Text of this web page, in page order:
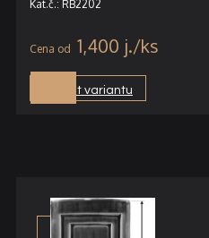
Kat.č.: RB2202
1,400 j.
Vybrat variantu